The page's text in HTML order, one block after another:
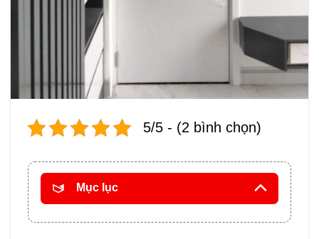
5/5 - (2 bình chọn)
Mục lục